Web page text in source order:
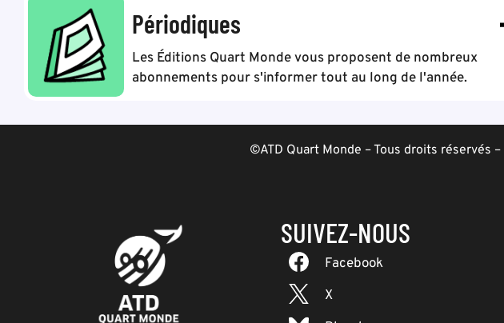
Périodiques
Les Éditions Quart Monde vous proposent de nombreux
abonnements pour s'informer tout au long de l'année.
©ATD Quart Monde – Tous droits réservés –
SUIVEZ-NOUS
Facebook
X